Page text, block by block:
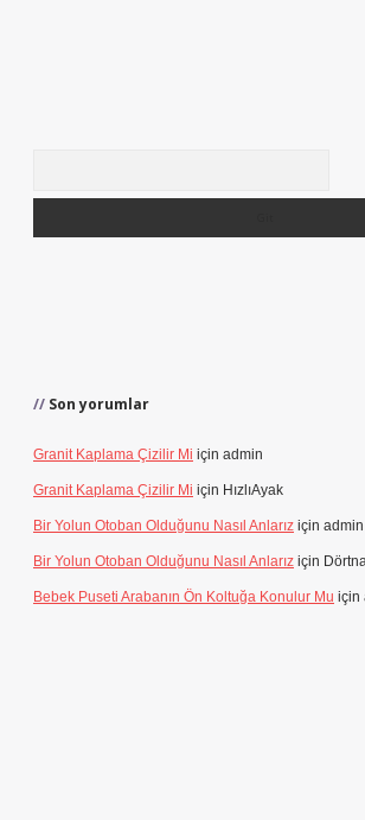
Son yorumlar
Granit Kaplama Çizilir Mi için admin
Granit Kaplama Çizilir Mi için HızlıAyak
Bir Yolun Otoban Olduğunu Nasıl Anlarız için admin
Bir Yolun Otoban Olduğunu Nasıl Anlarız için
Bebek Puseti Arabanın Ön Koltuğa Konulur Mu için